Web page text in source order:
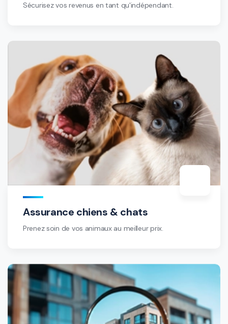
Sécurisez vos revenus en tant qu'indépendant.
Assurance chiens & chats
Prenez soin de vos animaux au meilleur prix.